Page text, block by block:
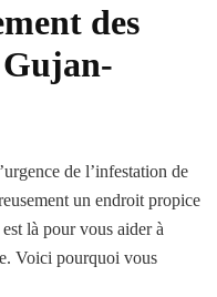
des
de l’infestation de
un endroit propice
là pour vous aider à
Voici pourquoi vous